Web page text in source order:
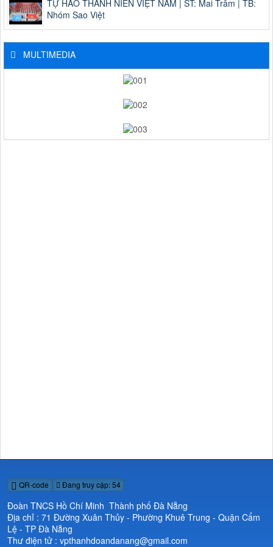
TỰ HÀO THANH NIÊN VIỆT NAM | ST: Mai Trâm | TB:
Nhóm Sao Việt
MULTIMEDIA
QR-code Đang truy cập: 54
Đoàn TNCS Hồ Chí Minh Thành phố Đà Nẵng
Địa chỉ : 71 Đường Xuân Thủy - Phường Khuê Trung - Quận Cẩm
Lệ - TP Đà Nẵng
Thư điện tử : vpthanhdoandanang@gmail.com